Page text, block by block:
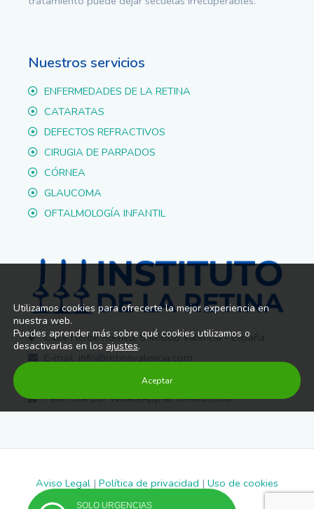
Nuestros servicios
ENFERMEDADES DE LA RETINA
CATARATAS
DEFECTOS REFRACTIVOS
CIRUGIA DE PARPADOS
CÓRNEA
GLAUCOMA
OFTALMOLOGÍA INFANTIL
Calle Heroe Romeu, 8 46008 Valencia - España
Pedir cita por WhatsApp al 674863500
SOLO URGENCIAS
Aviso Legal | Política de privacidad | Uso de cookies
Utilizamos cookies para ofrecerte la mejor experiencia en
nuestra web.
Puedes aprender más sobre qué cookies utilizamos o
desactivarlas en los ajustes.
Aceptar